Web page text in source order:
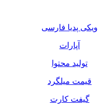
ویکی پدیا فارسی
آپارات
تولید محتوا
قیمت میلگرد
گیفت کارت